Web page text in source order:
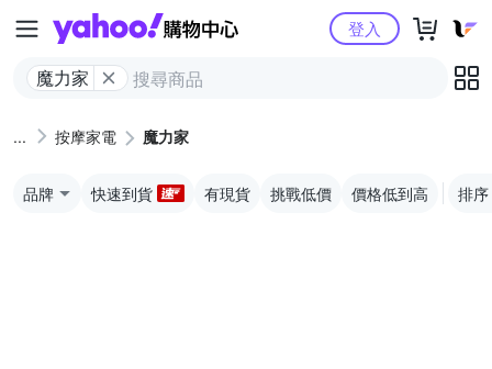
Yahoo購物中心
魔力家
登入
按摩家電 魔力家
品牌 快速到貨 有現貨 挑戰低價 價格低到高 排序